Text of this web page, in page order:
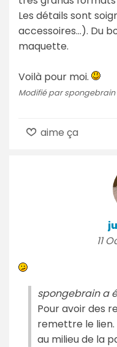
Les détails sont
accessoires…). Du
maquette.
Voilà pour moi.
Modifié par spongebrain
aime ça
11
spongebrain a
Pour avoir des
remettre le
au milieu de la